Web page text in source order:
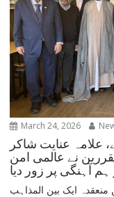
March 24, 2026
عنایت شاکر
نے عالمی امن
ہم آہنگی پر زور دیا
ایک بین المذاہب